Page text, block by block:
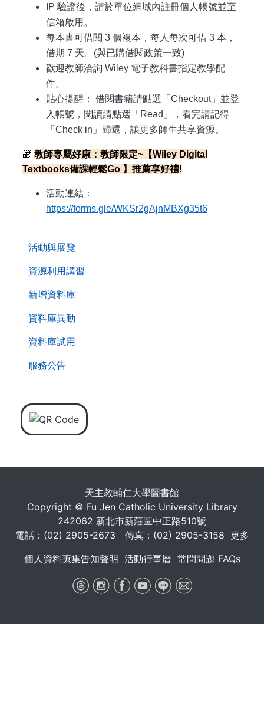
活動與展覽
資源利用講習
新增資料庫
資料庫異動
資料庫試用
服務公告
IP 驗證後，請於單位網域內註冊個人帳號並至
信箱啟用。
每本書可借閱 3 個複本，每人每次可借 3 本，
借期 7 天。(與已購借閱政策一致)
歡迎教師洽詢 Wiley 電子教科書指定教學配
件。
貼心提醒： 借閱書籍請點選「Checkout」並登
入帳號，閱讀請點選「Read」，看完請記得
「Check in」歸還，讓更多師生共享資源。
🎁 教師專屬好康：教師限定~【Wiley Digital
Textbooks備課輕鬆Go 】推薦享好禮!
活動連結：
https://forms.gle/WKSr2gAjnMBXg35t6
天主教輔仁大學圖書館
Copyright © Fu Jen Catholic University Library
242062 新北市新莊區中正路510號
電話：(02) 2905-2673 傳真：(02) 2905-3158 更多
個人資料蒐集告知聲明 活動行事曆 常問問題 FAQs